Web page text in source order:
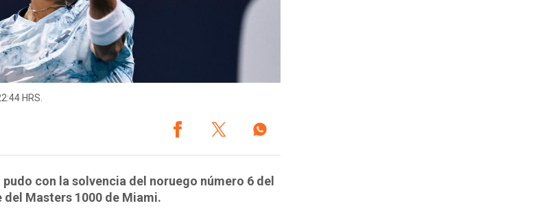
HRS.
con la solvencia del noruego número 6 del
del Masters 1000 de Miami.